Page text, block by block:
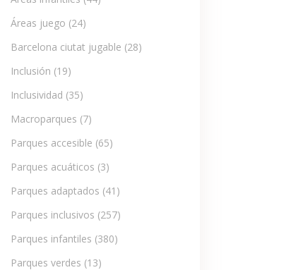
Áreas juego (24)
Barcelona ciutat jugable (28)
Inclusión (19)
Inclusividad (35)
Macroparques (7)
Parques accesible (65)
Parques acuáticos (3)
Parques adaptados (41)
Parques inclusivos (257)
Parques infantiles (380)
Parques verdes (13)